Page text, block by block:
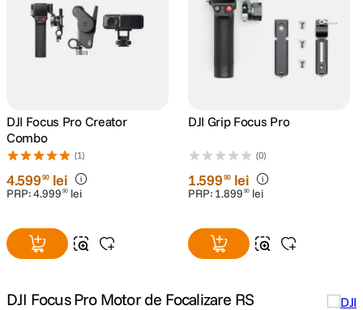
DJI Focus Pro Creator
Combo
(1)
4.59990 lei
PRP:4.999 90 lei
DJI Grip Focus Pro
(0)
1.59990 lei
PRP: 1.899 90 lei
DJI Focus Pro Motor de Focalizare RS